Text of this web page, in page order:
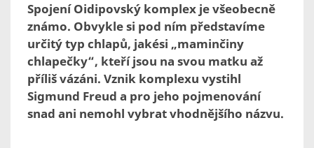
Spojení Oidipovský komplex je všeobecně
známo. Obvykle si pod ním představíme
určitý typ chlapů, jakési „maminčiny
chlapečky“, kteří jsou na svou matku až
příliš vázáni. Vznik komplexu vystihl
Sigmund Freud a pro jeho pojmenování
snad ani nemohl vybrat vhodnějšího názvu.